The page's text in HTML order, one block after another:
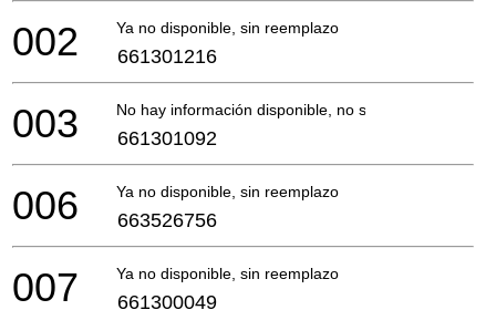
Ya no disponible, sin reemplazo
002 661301216
No hay información disponible, no se puede pedir
003 661301092
Ya no disponible, sin reemplazo
006 663526756
Ya no disponible, sin reemplazo
007 661300049